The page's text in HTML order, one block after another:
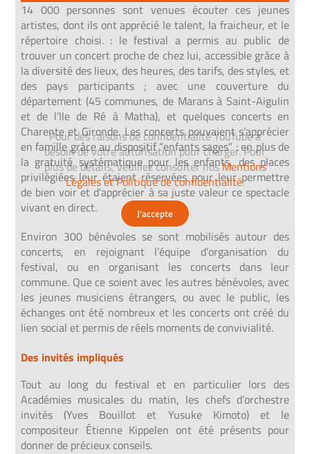
Pour des raisons de confidentialité YouTube a
besoin de votre autorisation pour charger. Pour
plus de détails, veuillez consulter nosMentions
Légales et Politique de confidentialité.
J'accepte
14 000 personnes sont venues écouter ces jeunes
artistes, dont ils ont apprécié le talent, la fraicheur, et le
répertoire choisi. : le festival a permis au public de
trouver un concert proche de chez lui, accessible grâce à
la diversité des lieux, des heures, des tarifs, desstyles, et
des pays participants ; avec une couverture du
département (45 communes, de Marans à Saint-Aigulin
et de l’Ile de Ré à Matha), et quelques concerts en
Charente et Gironde.Les concerts pouvaient s’apprécier
en famille grâce au dispositif“enfants sages” : en plus de
la gratuité systématique pour les enfants,des places
privilégiées leur étaient réservées pour leur permettre
de bien voir et d’apprécier à sa juste valeur ce spectacle
vivant en direct.
Environ 300 bénévoles se sont mobilisés autour des
concerts, en rejoignant l’équipe d’organisation du
festival, ou en organisant les concerts dans leur
commune. Que ce soient avec les autres bénévoles, avec
les jeunes musiciens étrangers, ou avec le public, les
échanges ont été nombreux et les concerts ont créé du
lien social et permis de réels moments de convivialité.
Des invités impliqués
Tout au long du festival et en particulier lors des
Académies musicales du matin, les chefs d’orchestre
invités (Yves Bouillot et Yusuke Kimoto) et le
compositeur Étienne Kippelen ont été présents pour
donner de précieux conseils.